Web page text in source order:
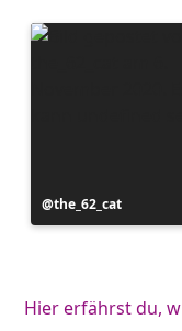
Beitrag
veröffentlicht
the_62_cat
Hier erfährst du,